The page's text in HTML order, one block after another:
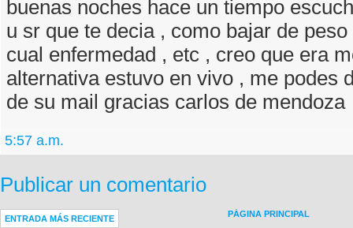
buenas noches hace un tiempo
u sr que te decia , como bajar de
cual enfermedad , etc , creo que era
alternativa estuvo en vivo , me podes
de su mail gracias carlos de mendoza
5:57 a.m.
Publicar un comentario
ENTRADA MÁS RECIENTE PÁGINA PRINCIPAL